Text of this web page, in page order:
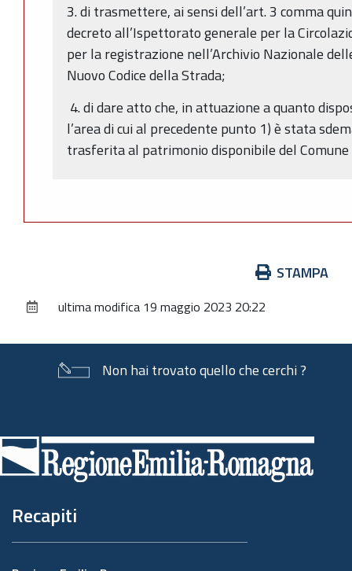
3. di trasmettere, ai sensi dell’art. 3 comma
decreto all’Ispettorato generale per la
per la registrazione nell’Archivio Nazionale
Nuovo Codice della Strada;
4. di dare atto che, in attuazione a quanto
l’area di cui al precedente punto 1) è stata
trasferita al patrimonio disponibile del
documento
STAMPA
ultima modifica 19 maggio 2023 20:22
Non hai trovato quello che cerchi ?
di
pagina
Recapiti